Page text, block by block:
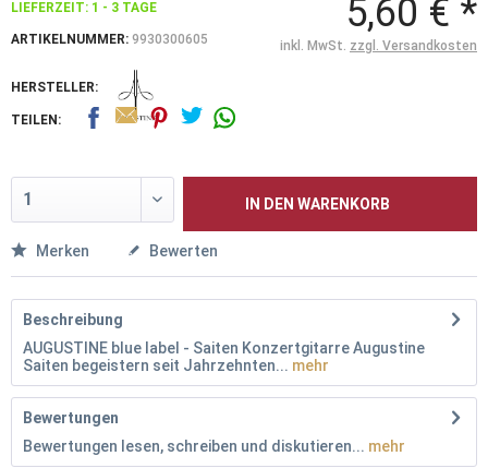
LIEFERZEIT: 1 - 3 TAGE
ARTIKELNUMMER: 9930300605
HERSTELLER:
5,60 € *
inkl. MwSt. zzgl. Versandkosten
TEILEN:
IN DEN WARENKORB
Merken Bewerten
Beschreibung
AUGUSTINE blue label - Saiten Konzertgitarre Augustine
Saiten begeistern seit Jahrzehnten... mehr
Bewertungen
Bewertungen lesen, schreiben und diskutieren... mehr